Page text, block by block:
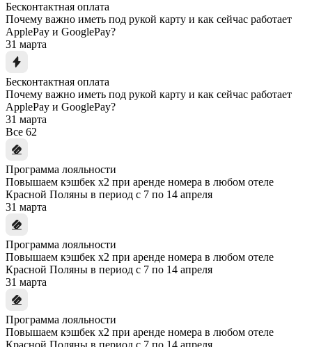
Бесконтактная оплата
Почему важно иметь под рукой карту и как сейчас работает
ApplePay и GooglePay?
31 марта
Бесконтактная оплата
Почему важно иметь под рукой карту и как сейчас работает
ApplePay и GooglePay?
31 марта
Все 62
Программа лояльности
Повышаем кэшбек x2 при аренде номера в любом отеле
Красной Поляны в период с 7 по 14 апреля
31 марта
Программа лояльности
Повышаем кэшбек x2 при аренде номера в любом отеле
Красной Поляны в период с 7 по 14 апреля
31 марта
Программа лояльности
Повышаем кэшбек x2 при аренде номера в любом отеле